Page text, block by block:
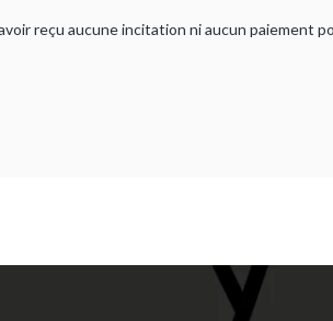
reçu aucune incitation ni aucun